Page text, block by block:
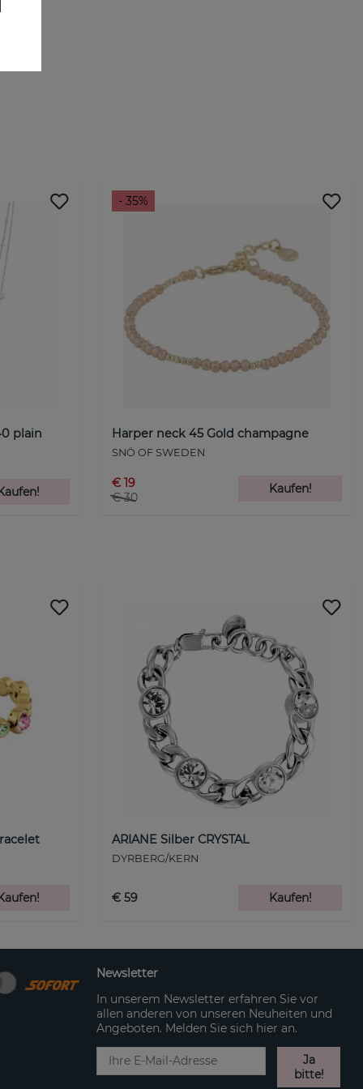
plain
- 35%
Harper neck 45 Gold champagne
SNÖ OF SWEDEN
€ 19
€ 30
Kaufen!
ARIANE Silber CRYSTAL
DYRBERG/KERN
€ 59 Kaufen!
Newsletter
In unserem Newsletter erfahren Sie vor
allen anderen von unseren Neuheiten und
Angeboten. Melden Sie sich hier an.
Ja
bitte!